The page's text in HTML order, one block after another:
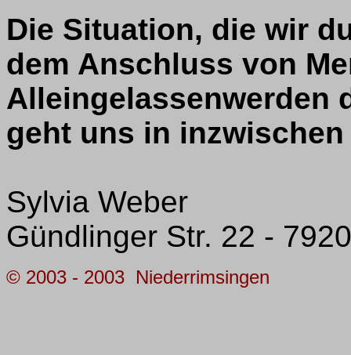
Die Situation, die wir
dem Anschluss von
Alleingelassenwerden
geht uns in
Sylvia Weber
Gündlinger Str. 22 -
© 2003 - 2003 Niederrimsingen